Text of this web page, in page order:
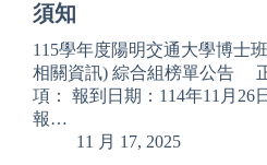
須知
115學年度陽明交通大學博士
相關資訊) 綜合組榜單公告
項： 報到日期：114年11月26
報…
11 月 17, 2025